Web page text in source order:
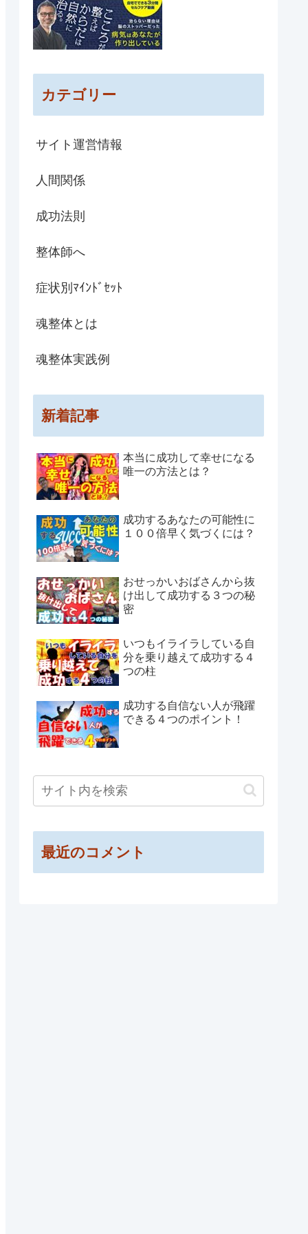
カテゴリー
サイト運営情報
人間関係
成功法則
整体師へ
症状別ﾏｲﾝﾄﾞｾｯﾄ
魂整体とは
魂整体実践例
新着記事
本当に成功して幸せになる
唯一の方法とは？
成功するあなたの可能性に
１００倍早く気づくには？
おせっかいおばさんから抜
け出して成功する３つの秘
密
いつもイライラしている自
分を乗り越えて成功する４
つの柱
成功する自信ない人が飛躍
できる４つのポイント！
最近のコメント